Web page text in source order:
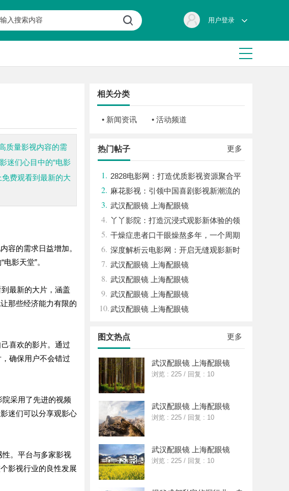
用户登录
质量影视内容的需
迷们心目中的“电影
费观看到最新的大
容的需求日益增加。
影天堂”。
最新的大片，涵盖
那些经济能力有限的
喜欢的影片。通过
确保用户不会错过
采用了先进的视频
迷们可以分享观影心
。平台与多家影视
影视行业的良性发展
相关分类
• 新闻资讯 • 活动频道
更多
热门帖子
1. 2828电影网：打造优质影视资源聚合平
台的全新体验
2. 麻花影视：引领中国喜剧影视新潮流的
创新力量
3. 武汉配眼镜 上海配眼镜
4. 丫丫影院：打造沉浸式观影新体验的领
先平台
5. 干燥症患者口干眼燥熬多年，一个周期
缓过来？老中医：一张辨证方对症，身体找
回津液
6. 深度解析云电影网：开启无缝观影新时
代的网络平台
7. 武汉配眼镜 上海配眼镜
8. 武汉配眼镜 上海配眼镜
9. 武汉配眼镜 上海配眼镜
10.武汉配眼镜 上海配眼镜
更多
图文热点
武汉配眼镜 上海配眼镜
浏览 : 225 / 回复 : 10
武汉配眼镜 上海配眼镜
浏览 : 225 / 回复 : 10
武汉配眼镜 上海配眼镜
浏览 : 225 / 回复 : 10